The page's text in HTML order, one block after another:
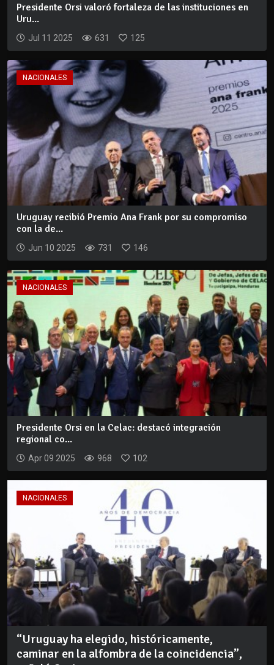
Presidente Orsi valoró fortaleza de las instituciones en
Uru...
Jul 11 2025 631 125
NACIONALES
Uruguay recibió Premio Ana Frank por su compromiso
con la de...
Jun 10 2025 731 146
NACIONALES
Presidente Orsi en la Celac: destacó integración
regional co...
Apr 09 2025 968 102
NACIONALES
“Uruguay ha elegido, históricamente,
caminar en la alfombra de la coincidencia”,